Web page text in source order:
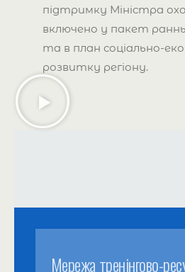
підтримку Міністра
включено у пакет
та в план соціально-
розвитку регіону.
Мережа тренінгово-